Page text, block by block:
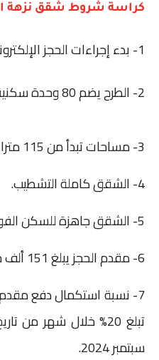
كراسة شروط شقق نزهة
1- بدء إجراءات الحجز الإلكتروني يوم 25 أغسطس 2022.
2- الطرح يضم 80 وحدة سكنية.
3- مساحات تبدأ من 115 مترا وتصل إلى 137 م2.
4- الشقق كاملة التشطيب.
5- الشقق جاهزة للسكن الفوري.
6- مقدم الحجز يبلغ 151 ألف جنيه.
7- نسبة استكمال دفع
سبتمبر 2024.